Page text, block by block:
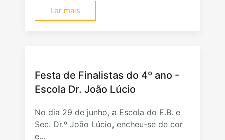
Ler mais
Festa de Finalistas do 4º ano -
Escola Dr. João Lúcio
No dia 29 de junho, a Escola do E.B. e
Sec. Dr.º João Lúcio, encheu-se de cor
e...